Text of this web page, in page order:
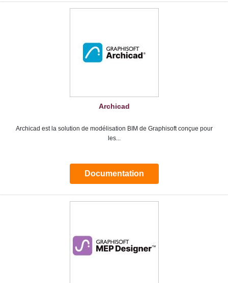
Archicad
Archicad est la solution de modélisation BIM de Graphisoft conçue pour
les...
Documentation